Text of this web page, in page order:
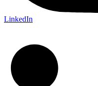
LinkedIn